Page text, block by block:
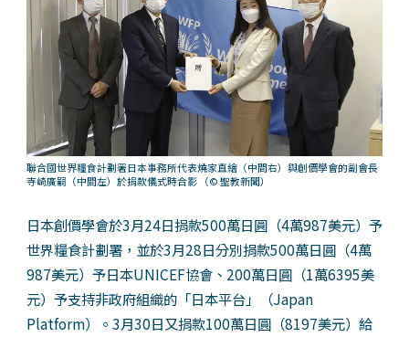
聯合國世界糧食計劃署日本事務所代表燒家直繪（中間右）與創價學會的副會長
寺崎廣嗣（中間左）於捐款儀式時合影 （© 聖教新聞）
日本創價學會於3月24日捐款500萬日圓（4萬987美元）予
世界糧食計劃署，並於3月28日分別捐款500萬日圓（4萬
987美元）予日本UNICEF協會、200萬日圓（1萬6395美
元）予支持非政府組織的「日本平台」（Japan
Platform）。3月30日又捐款100萬日圓（8197美元）給